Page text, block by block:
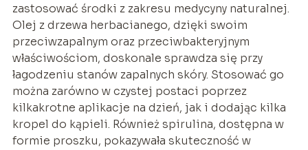
zastosować środki z zakresu medycyny naturalnej.
Olej z drzewa herbacianego, dzięki swoim
przeciwzapalnym oraz przeciwbakteryjnym
właściwościom, doskonale sprawdza się przy
łagodzeniu stanów zapalnych skóry. Stosować go
można zarówno w czystej postaci poprzez
kilkakrotne aplikacje na dzień, jak i dodając kilka
kropel do kąpieli. Również spirulina, dostępna w
formie proszku, pokazywała skuteczność w